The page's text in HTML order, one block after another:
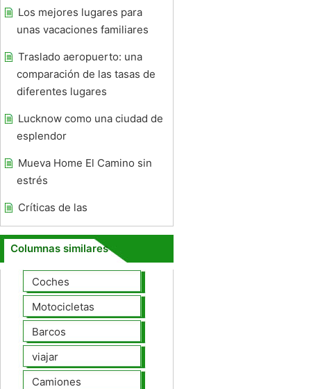
Los mejores lugares para
unas vacaciones familiares
Traslado aeropuerto: una
comparación de las tasas de
diferentes lugares
Lucknow como una ciudad de
esplendor
Mueva Home El Camino sin
estrés
Críticas de las
Columnas similares
Coches
Motocicletas
Barcos
viajar
Camiones